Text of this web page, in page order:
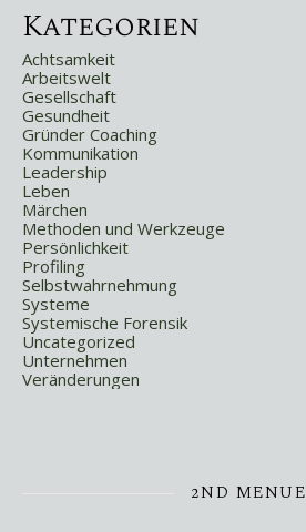
Kategorien
Achtsamkeit
Arbeitswelt
Gesellschaft
Gesundheit
Gründer Coaching
Kommunikation
Leadership
Leben
Märchen
Methoden und Werkzeuge
Persönlichkeit
Profiling
Selbstwahrnehmung
Systeme
Systemische Forensik
Uncategorized
Unternehmen
Veränderungen
2ND MENUE